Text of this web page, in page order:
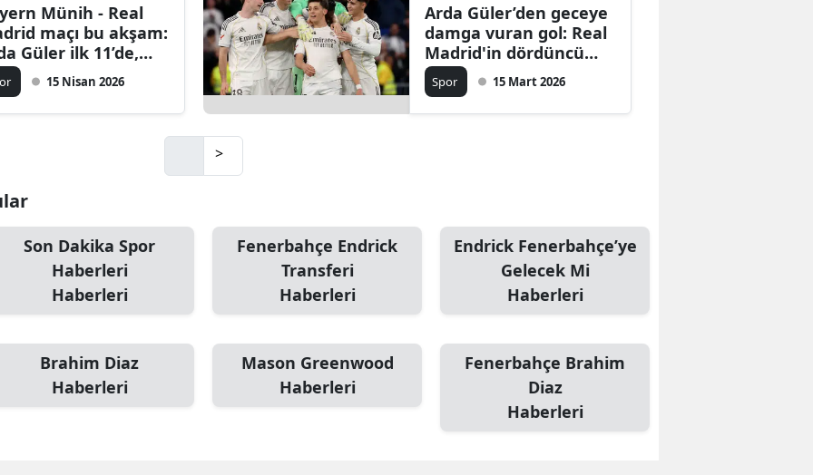
Münih - Real
maçı bu akşam:
Güler ilk 11’de,
rövanşta tüm
Allianz Arena’da
15 Nisan 2026
Arda Güler’den geceye
damga vuran gol: Real
Madrid'in dördüncü
golünü attı
Spor 15 Mart 2026
>
Son Dakika Spor
Haberleri
Haberleri
Fenerbahçe Endrick
Transferi
Haberleri
Endrick Fenerbahçe’ye
Gelecek Mi
Haberleri
Brahim Diaz
Haberleri
Mason Greenwood
Haberleri
Fenerbahçe Brahim
Diaz
Haberleri